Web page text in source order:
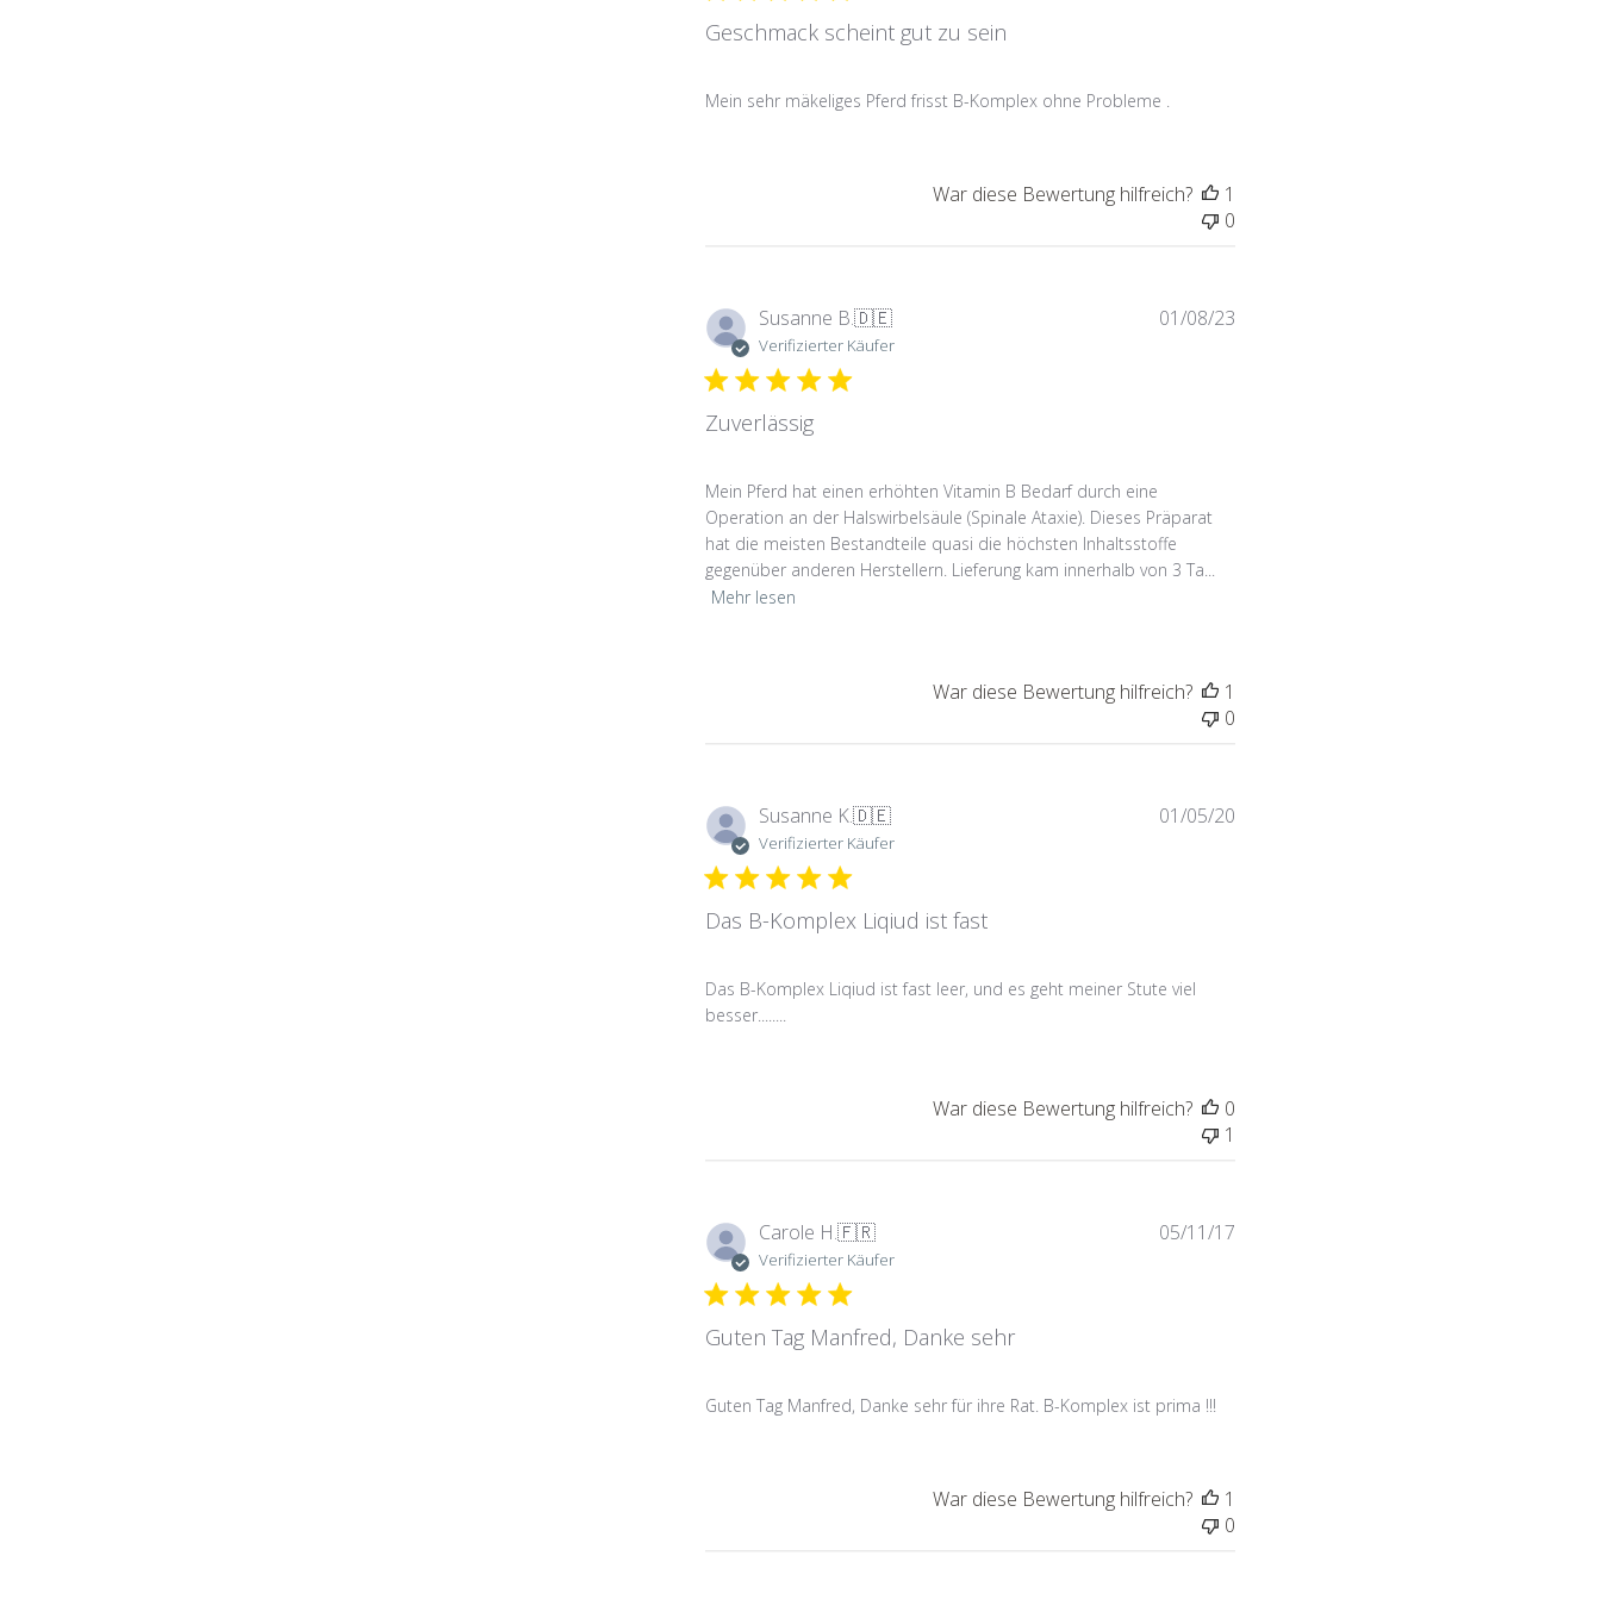
Geschmack scheint gut zu sein
Mein sehr mäkeliges Pferd frisst B-Komplex ohne Probleme .
War diese Bewertung hilfreich?
1
0
Susanne B.🇩🇪
Verifizierter Käufer
Zuverlässig
Mein Pferd hat einen erhöhten Vitamin B Bedarf durch eine
Operation an der Halswirbelsäule (Spinale Ataxie). Dieses Präparat
hat die meisten Bestandteile quasi die höchsten Inhaltsstoffe
gegenüber anderen Herstellern. Lieferung kam innerhalb von 3 Ta...
Mehr lesen
01/08/23
War diese Bewertung hilfreich?
1
0
Susanne K.🇩🇪
Verifizierter Käufer
Das B-Komplex Liqiud ist fast
Das B-Komplex Liqiud ist fast leer, und es geht meiner Stute viel
besser........
01/05/20
War diese Bewertung hilfreich?
0
1
Carole H.🇫🇷
Verifizierter Käufer
Guten Tag Manfred, Danke sehr
Guten Tag Manfred, Danke sehr für ihre Rat. B-Komplex ist prima !!!
05/11/17
War diese Bewertung hilfreich?
1
0